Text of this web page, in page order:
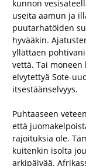
kunnon
useita aamun ja
puutarhatöiden
hyvääkin.
yllättäen
vettä. Tai
elvytettyä Sote-
itsestäänselvyys.
Puhtaaseen
että
rajoituksia ole.
kuitenkin isolta
arkipäivää.